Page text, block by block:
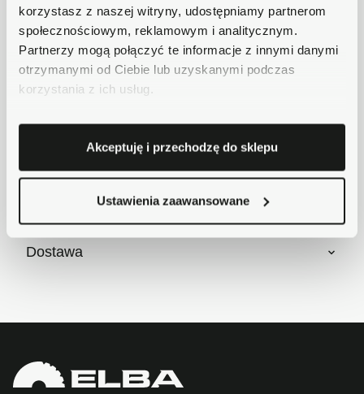
korzystasz z naszej witryny, udostępniamy partnerom
społecznościowym, reklamowym i analitycznym.
Partnerzy mogą połączyć te informacje z innymi danymi
otrzymanymi od Ciebie lub uzyskanymi podczas
korzystania z ich usług.
Akceptuję i przechodzę do sklepu
Ustawienia zaawansowane
Masz pytania dotyczące produktu?
Zadzwoń do nas 62 733 86 11 lub napisz e-
mail. Chętnie pomożemy!
Szczegóły produktu
Dostawa